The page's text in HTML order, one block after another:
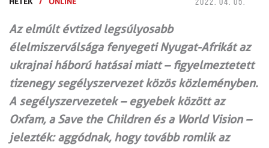
2022. 04. 05.
Az elmúlt évtized legsúlyosabb
élelmiszerválsága fenyegeti Nyugat-Afrikát az
ukrajnai háború hatásai miatt – figyelmeztetett
tizenegy segélyszervezet közös közleményben.
A segélyszervezetek – egyebek között az
Oxfam, a Save the Children és a World Vision –
jelezték: aggódnak, hogy tovább romlik az